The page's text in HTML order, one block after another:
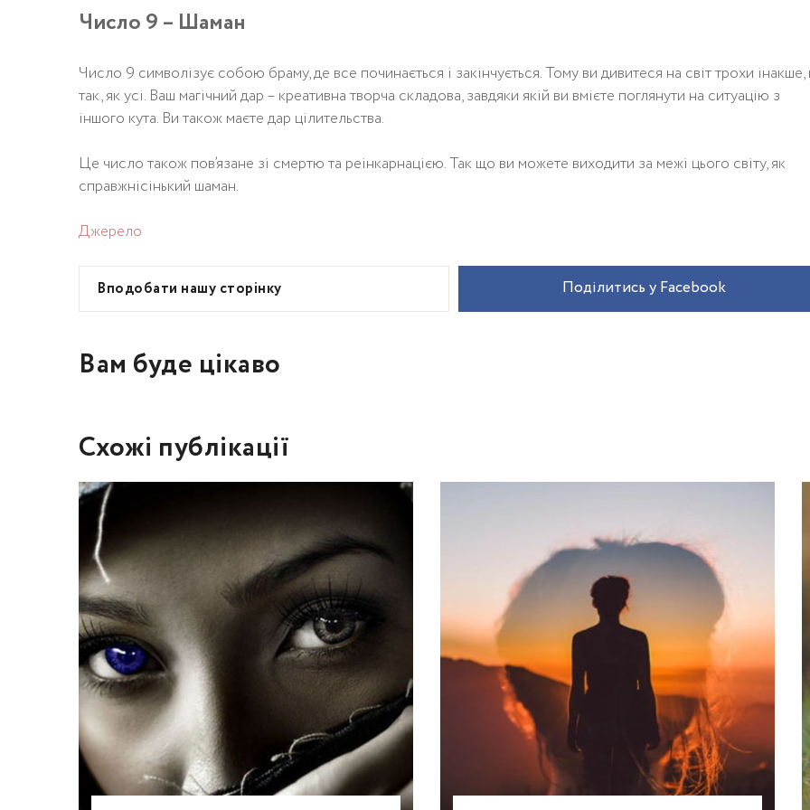
Число 9 – Шаман
Число 9 символізує собою браму, де все починається і закінчується. Тому ви дивитеся на світ трохи інакше,
так, як усі. Ваш магічний дар – креативна творча складова, завдяки якій ви вмієте поглянути на ситуацію з
іншого кута. Ви також маєте дар цілительства.
Це число також пов’язане зі смертю та реінкарнацією. Так що ви можете виходити за межі цього світу, як
справжнісінький шаман.
Джерело
Вподобати нашу сторінку Поділитись у Facebook
Вам буде цікаво
Схожі публікації